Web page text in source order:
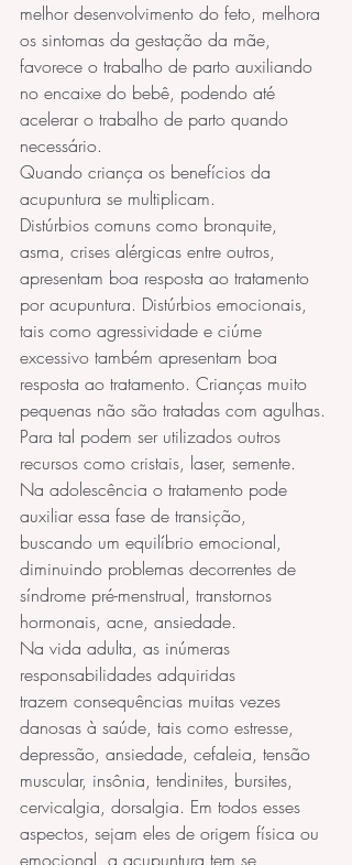
melhor desenvolvimento do feto, melhora
os sintomas da gestação da mãe,
favorece o trabalho de parto auxiliando
no encaixe do bebê, podendo até
acelerar o trabalho de parto quando
necessário.
Quando criança os benefícios da
acupuntura se multiplicam.
Distúrbios comuns como bronquite,
asma, crises alérgicas entre outros,
apresentam boa resposta ao tratamento
por acupuntura. Distúrbios emocionais,
tais como agressividade e ciúme
excessivo também apresentam boa
resposta ao tratamento. Crianças muito
pequenas não são tratadas com agulhas.
Para tal podem ser utilizados outros
recursos como cristais, laser, semente.
Na adolescência o tratamento pode
auxiliar essa fase de transição,
buscando um equilíbrio emocional,
diminuindo problemas decorrentes de
síndrome pré-menstrual, transtornos
hormonais, acne, ansiedade.
Na vida adulta, as inúmeras
responsabilidades adquiridas
trazem consequências muitas vezes
danosas à saúde, tais como estresse,
depressão, ansiedade, cefaleia, tensão
muscular, insônia, tendinites, bursites,
cervicalgia, dorsalgia. Em todos esses
aspectos, sejam eles de origem física ou
emocional, a acupuntura tem se